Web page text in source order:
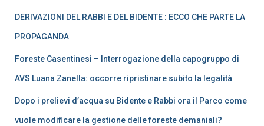
DERIVAZIONI DEL RABBI E DEL BIDENTE : ECCO CHE PARTE LA
PROPAGANDA
Foreste Casentinesi – Interrogazione della capogruppo di
AVS Luana Zanella: occorre ripristinare subito la legalità
Dopo i prelievi d’acqua su Bidente e Rabbi ora il Parco come
vuole modificare la gestione delle foreste demaniali?